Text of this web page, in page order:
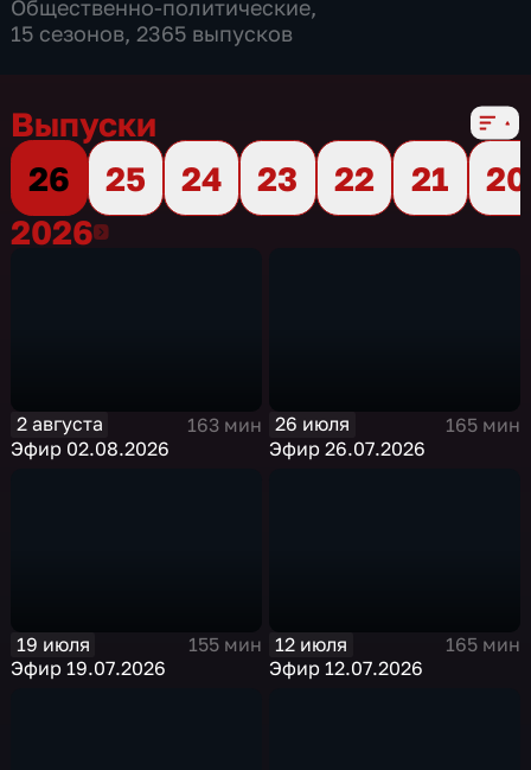
Общественно-политические,
15 сезонов, 2365 выпусков
Выпуски
26
25 24 23 22 21
20
20262026
2 августа
163 мин
Эфир 02.08.2026
26 июля
165 мин
Эфир 26.07.2026
19 июля
155 мин
Эфир 19.07.2026
12 июля
165 мин
Эфир 12.07.2026